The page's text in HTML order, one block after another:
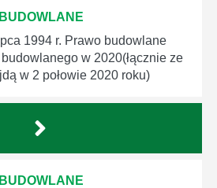
1994 r. Prawo budowlane
w 2020(łącznie ze
w 2 połowie 2020 roku)